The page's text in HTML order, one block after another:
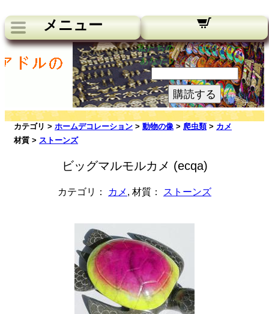
メニュー
私たちのニュースレター：
あなたのメールアドレス:
購読する
カテゴリ > ホームデコレーション > 動物の像 > 爬虫類> カメ
材質 > ストーンズ
ビッグマルモルカメ (ecqa)
カテゴリ： カメ , 材質： ストーンズ